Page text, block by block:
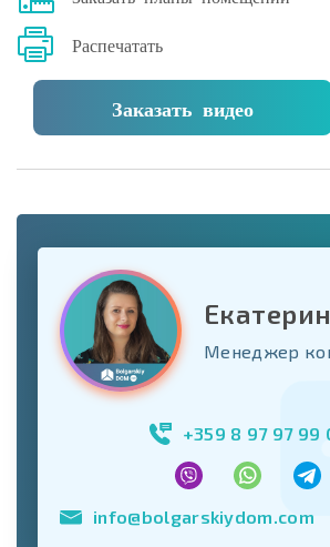
Распечатать
Заказать видео
Менеджер
+359 8 97 97 99
info@bolgarskiydom.com